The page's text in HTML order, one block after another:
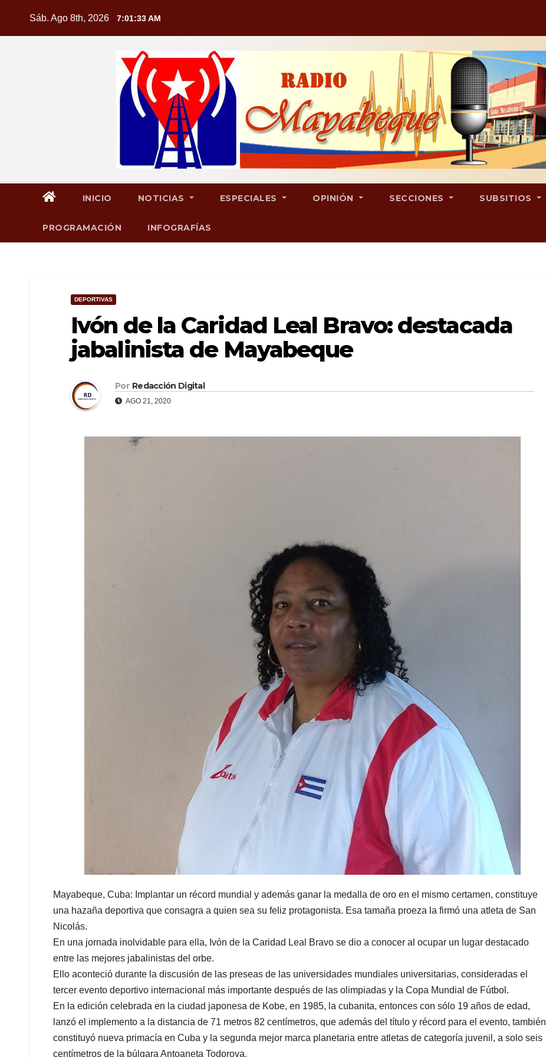
Sáb. Ago 8th, 2026 7:01:33 AM
INICIO NOTICIAS ESPECIALES OPINIÓN SECCIONES SUBSITIOS
PROGRAMACIÓN INFOGRAFÍAS
DEPORTIVAS
Ivón de la Caridad Leal Bravo: destacada
jabalinista de Mayabeque
Por Redacción Digital
AGO 21, 2020
Mayabeque, Cuba: Implantar un récord mundial y además ganar la medalla de oro en el mismo certamen, constituye
una hazaña deportiva que consagra a quien sea su feliz protagonista. Esa tamaña proeza la firmó una atleta de San
Nicolás.
En una jornada inolvidable para ella, Ivón de la Caridad Leal Bravo se dio a conocer al ocupar un lugar destacado
entre las mejores jabalinistas del orbe.
Ello aconteció durante la discusión de las preseas de las universidades mundiales universitarias, consideradas el
tercer evento deportivo internacional más importante después de las olimpiadas y la Copa Mundial de Fútbol.
En la edición celebrada en la ciudad japonesa de Kobe, en 1985, la cubanita, entonces con sólo 19 años de edad,
lanzó el implemento a la distancia de 71 metros 82 centímetros, que además del título y récord para el evento, también
constituyó nueva primacía en Cuba y la segunda mejor marca planetaria entre atletas de categoría juvenil, a solo seis
centímetros de la búlgara Antoaneta Todorova.